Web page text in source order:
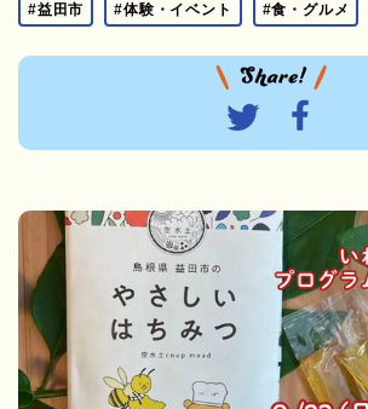
#益田市 #体験・イベント #食・グルメ